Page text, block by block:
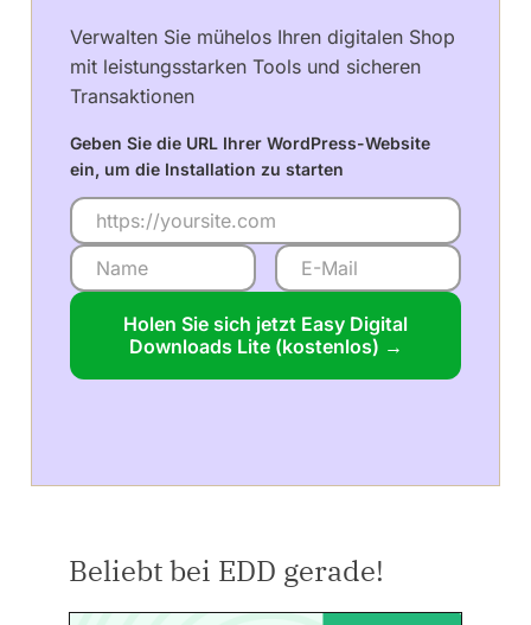
Verwalten Sie mühelos Ihren digitalen Shop
mit leistungsstarken Tools und sicheren
Transaktionen
Geben Sie die URL Ihrer WordPress-Website
ein, um die Installation zu starten
Holen Sie sich jetzt Easy Digital
Downloads Lite (kostenlos) →
Beliebt bei EDD gerade!